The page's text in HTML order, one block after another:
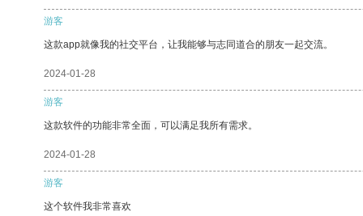
游客
这款app就像我的社交平台，让我能够与志同道合的朋友一起交流。
2024-01-28
游客
这款软件的功能非常全面，可以满足我所有需求。
2024-01-28
游客
这个软件我非常喜欢